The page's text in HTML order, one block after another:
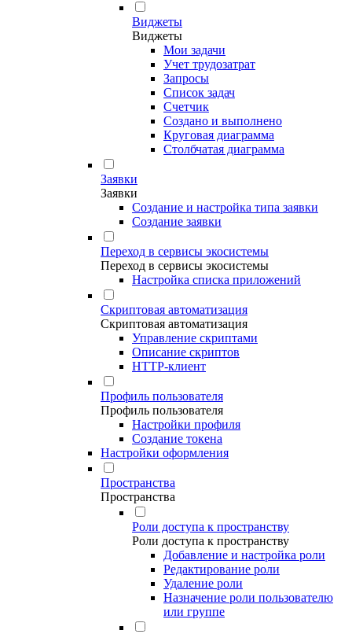
Виджеты
Виджеты
Мои задачи
Учет трудозатрат
Запросы
Список задач
Счетчик
Создано и выполнено
Круговая диаграмма
Столбчатая диаграмма
Заявки
Заявки
Создание и настройка типа заявки
Создание заявки
Переход в сервисы экосистемы
Переход в сервисы экосистемы
Настройка списка приложений
Скриптовая автоматизация
Скриптовая автоматизация
Управление скриптами
Описание скриптов
HTTP-клиент
Профиль пользователя
Профиль пользователя
Настройки профиля
Создание токена
Настройки оформления
Пространства
Пространства
Роли доступа к пространству
Роли доступа к пространству
Добавление и настройка роли
Редактирование роли
Удаление роли
Назначение роли пользователю
или группе